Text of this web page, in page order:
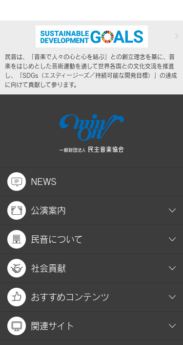
民音は、「音楽で人々の心と心を結ぶ」との創立理念を基に、音
楽をはじめとした芸術運動を通して世界各国との文化交流を推進
し、「SDGs（エスディージーズ／持続可能な開発目標）」の達成
に向けて貢献して参ります。
NEWS
公演案内
民音について
社会貢献
おすすめコンテンツ
関連サイト